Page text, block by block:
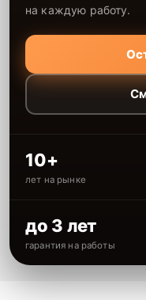
на каждую работу.
10+
лет на рынке
до 3 лет
гарантия на работы